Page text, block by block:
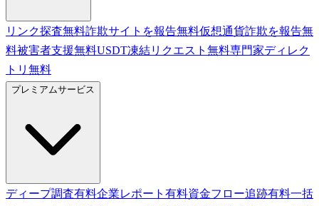
リンク探査無料詐欺サイトを報告無料仮想通貨詐欺を報告無
料被害者支援無料USDT凍結リクエスト 無料専門家ディレク
トリ 無料
プレミアムサービス
ディープ調査有料企業レポート 有料資金フロー追跡有料一括